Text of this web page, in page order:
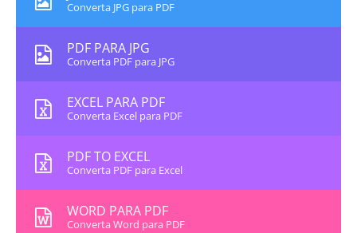
Converta JPG para PDF
PDF PARA JPG
Converta PDF para JPG
EXCEL PARA PDF
Converta Excel para PDF
PDF TO EXCEL
Converta PDF para Excel
WORD PARA PDF
Converta Word para PDF